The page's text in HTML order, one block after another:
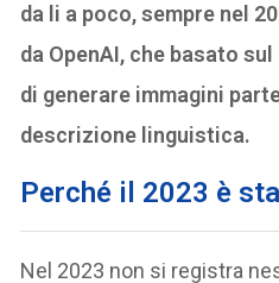
da li a poco, sempre nel
da OpenAI, che basato
di generare immagini
descrizione linguistica.
Perché il 2023 è
Nel 2023 non si registra